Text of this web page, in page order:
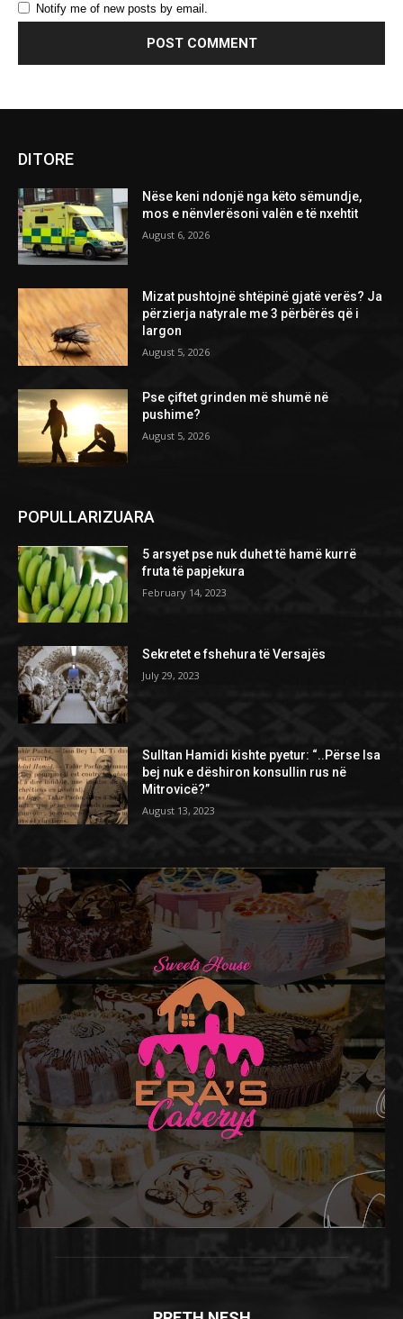
Notify me of new posts by email.
DITORE
Nëse keni ndonjë nga këto sëmundje,
mos e nënvlerësoni valën e të nxehtit
August 6, 2026
Mizat pushtojnë shtëpinë gjatë verës? Ja
përzierja natyrale me 3 përbërës që i
largon
August 5, 2026
Pse çiftet grinden më shumë në
pushime?
August 5, 2026
POPULLARIZUARA
5 arsyet pse nuk duhet të hamë kurrë
fruta të papjekura
February 14, 2023
Sekretet e fshehura të Versajës
July 29, 2023
Sulltan Hamidi kishte pyetur: “..Përse Isa
bej nuk e dëshiron konsullin rus në
Mitrovicë?”
August 13, 2023